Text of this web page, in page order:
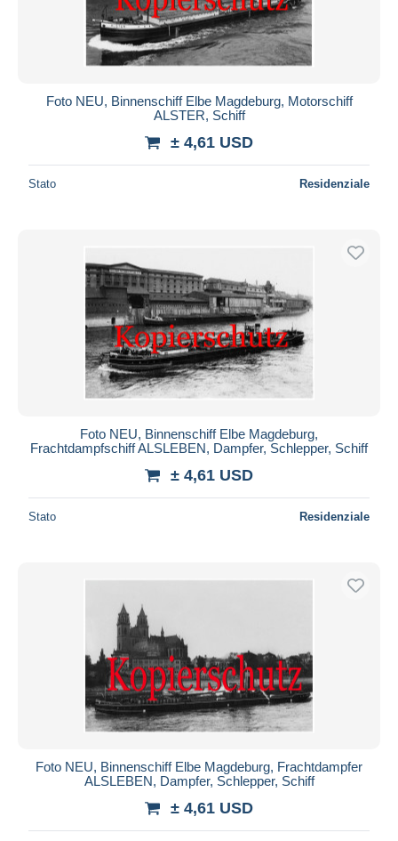
Foto NEU, Binnenschiff Elbe Magdeburg, Motorschiff
ALSTER, Schiff
± 4,61 USD
Stato Residenziale
Foto NEU, Binnenschiff Elbe Magdeburg,
Frachtdampfschiff ALSLEBEN, Dampfer, Schlepper, Schiff
± 4,61 USD
Stato Residenziale
Foto NEU, Binnenschiff Elbe Magdeburg, Frachtdampfer
ALSLEBEN, Dampfer, Schlepper, Schiff
± 4,61 USD